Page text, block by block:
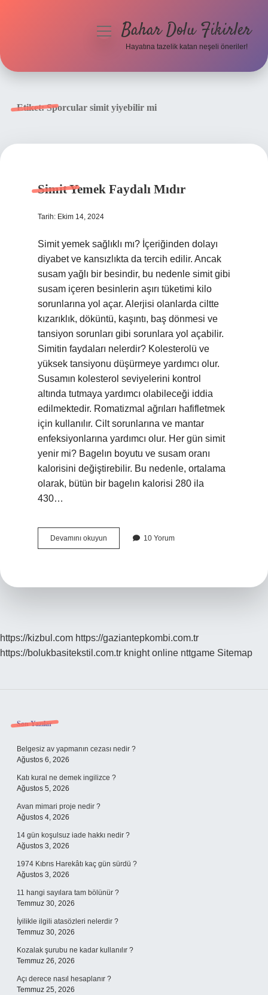
menüyüBahar Dolu Fikirler
Hayatına tazelik katan neşeli öneriler!
Etiket:Sporcular simit yiyebilir mi
Simit Yemek Faydalı Mıdır
Tarih: Ekim 14, 2024
Simit yemek sağlıklı mı? İçeriğinden dolayı
diyabet ve kansızlıkta da tercih edilir. Ancak
susam yağlı bir besindir, bu nedenle simit gibi
susam içeren besinlerin aşırı tüketimi kilo
sorunlarına yol açar. Alerjisi olanlarda ciltte
kızarıklık, döküntü, kaşıntı, baş dönmesi ve
tansiyon sorunları gibi sorunlara yol açabilir.
Simitin faydaları nelerdir? Kolesterolü ve
yüksek tansiyonu düşürmeye yardımcı olur.
Susamın kolesterol seviyelerini kontrol
altında tutmaya yardımcı olabileceği iddia
edilmektedir. Romatizmal ağrıları hafifletmek
için kullanılır. Cilt sorunlarına ve mantar
enfeksiyonlarına yardımcı olur. Her gün simit
yenir mi? Bagelın boyutu ve susam oranı
kalorisini değiştirebilir. Bu nedenle, ortalama
olarak, bütün bir bagelın kalorisi 280 ila
430…
Devamını okuyun
Yemek
10 Yorum
https://kizbul.com https://gaziantepkombi.com.tr
https://bolukbasitekstil.com.tr knight online nttgame Sitemap
Sidebar
Son Yazılar
Belgesiz av yapmanın cezası nedir ?
Ağustos 6, 2026
Katı kural ne demek ingilizce ?
Ağustos 5, 2026
Avan mimari proje nedir ?
Ağustos 4, 2026
14 gün koşulsuz iade hakkı nedir ?
Ağustos 3, 2026
1974 Kıbrıs Harekâtı kaç gün sürdü ?
Ağustos 3, 2026
11 hangi sayılara tam bölünür ?
Temmuz 30, 2026
İyilikle ilgili atasözleri nelerdir ?
Temmuz 30, 2026
Kozalak şurubu ne kadar kullanılır ?
Temmuz 26, 2026
Açı derece nasıl hesaplanır ?
Temmuz 25, 2026